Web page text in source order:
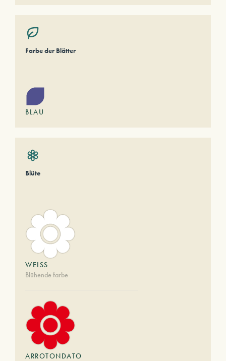
Farbe der Blätter
BLAU
Blüte
WEISS
Blühende farbe
ARROTONDATO